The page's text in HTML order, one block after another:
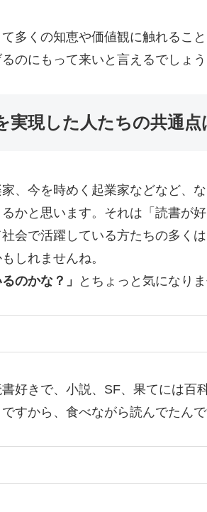
多くの知恵や価値観に触れること
のにもって来いと言えるでしょう
実現した人たちの共通点
、今を時めく起業家などなど、
かと思います。それは「読書が好
社会で活躍している方たちの多
しれませんね。
のかな？」
とちょっと気になり
好きで、小説、SF、果てには
すから、食べながら読んでたん